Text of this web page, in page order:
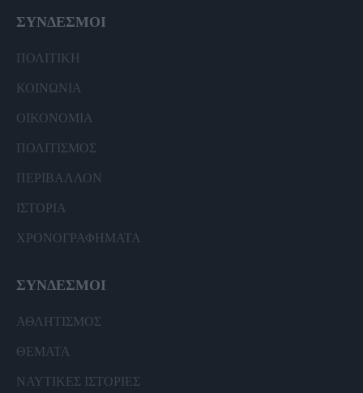
ΣΥΝΔΕΣΜΟΙ
ΠΟΛΙΤΙΚΗ
ΚΟΙΝΩΝΙΑ
ΟΙΚΟΝΟΜΙΑ
ΠΟΛΙΤΙΣΜΟΣ
ΠΕΡΙΒΑΛΛΟΝ
ΙΣΤΟΡΙΑ
ΧΡΟΝΟΓΡΑΦΗΜΑΤΑ
ΣΥΝΔΕΣΜΟΙ
ΑΘΛΗΤΙΣΜΟΣ
ΘΕΜΑΤΑ
ΝΑΥΤΙΚΕΣ ΙΣΤΟΡΙΕΣ